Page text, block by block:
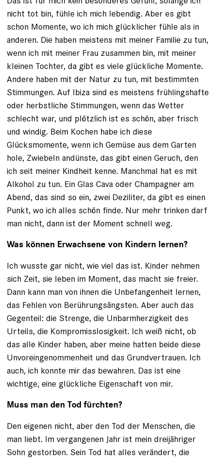
nicht tot bin, fühle ich mich lebendig. Aber es gibt
schon Momente, wo ich mich glücklicher fühle als in
anderen. Die haben meistens mit meiner Familie zu tun,
wenn ich mit meiner Frau zusammen bin, mit meiner
kleinen Tochter, da gibt es viele glückliche Momente.
Andere haben mit der Natur zu tun, mit bestimmten
Stimmungen. Auf Ibiza sind es meistens frühlingshafte
oder herbstliche Stimmungen, wenn das Wetter
schlecht war, und plötzlich ist es schön, aber frisch
und windig. Beim Kochen habe ich diese
Glücksmomente, wenn ich Gemüse aus dem Garten
hole, Zwiebeln andünste, das gibt einen Geruch, den
ich seit meiner Kindheit kenne. Manchmal hat es mit
Alkohol zu tun. Ein Glas Cava oder Champagner am
Abend, das sind so ein, zwei Deziliter, da gibt es einen
Punkt, wo ich alles schön finde. Nur mehr trinken darf
man nicht, dann ist der Moment schnell weg.
Was können Erwachsene von Kindern lernen?
Ich wusste gar nicht, wie viel das ist. Kinder nehmen
sich Zeit, sie leben im Moment, das macht sie freier.
Dann kann man von ihnen die Unbefangenheit lernen,
das Fehlen von Berührungsängsten. Aber auch das
Gegenteil: die Strenge, die Unbarmherzigkeit des
Urteils, die Kompromisslosigkeit. Ich weiß nicht, ob
das alle Kinder haben, aber meine hatten beide diese
Unvoreingenommenheit und das Grundvertrauen. Ich
auch, ich konnte mir das bewahren. Das ist eine
wichtige, eine glückliche Eigenschaft von mir.
Muss man den Tod fürchten?
Den eigenen nicht, aber den Tod der Menschen, die
man liebt. Im vergangenen Jahr ist mein dreijähriger
Sohn gestorben. Sein Tod hat alles verändert, die